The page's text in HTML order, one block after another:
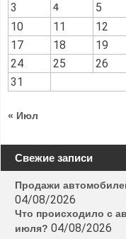
3
4 5
10
11 12
17
18 19
24
25 26
31
« Июл
Свежие записи
Продажи
04/08/2026
Что происходило с
июля? 04/08/2026